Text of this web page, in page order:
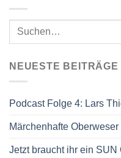
NEUESTE BEITRÄGE
Podcast Folge 4: Lars
Märchenhafte Oberweser
Jetzt braucht ihr ein SUN